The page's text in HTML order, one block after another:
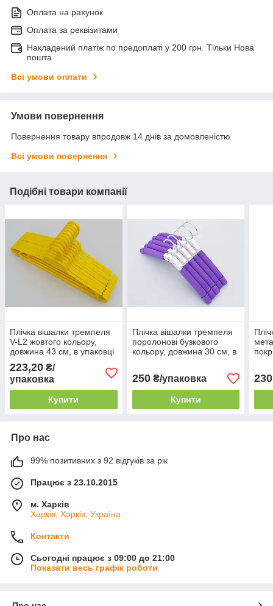
Оплата на рахунок
Оплата за реквізитами
Накладений платіж по предоплаті у 200 грн. Тільки Нова
пошта
Всі умови оплати
Умови повернення
Повернення товару впродовж 14 днів за домовленістю
Всі умови повернення
Подібні товари компанії
Плічка вішалки тремпеля
V-L2 жовтого кольору,
довжина 43 см, в упаковці
10 штук
223,20 ₴/
упаковка
Купити
Плічка вішалки тремпеля
поролонові бузкового
кольору, довжина 30 см, в
250₴/упаковка
Купити
230
Про нас
99% позитивних з 92 відгуків за рік
Працює з 23.10.2015
м. Харків
Харків, Харків, Україна
Контакти
Сьогодні працює з 09:00 до 21:00
Показати весь графік роботи